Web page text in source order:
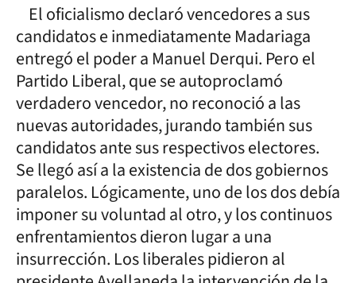
El oficialismo declaró vencedores a sus
candidatos e inmediatamente Madariaga
entregó el poder a Manuel Derqui. Pero el
Partido Liberal, que se autoproclamó
verdadero vencedor, no reconoció a las
nuevas autoridades, jurando también sus
candidatos ante sus respectivos electores.
Se llegó así a la existencia de dos gobiernos
paralelos. Lógicamente, uno de los dos debía
imponer su voluntad al otro, y los continuos
enfrentamientos dieron lugar a una
insurrección. Los liberales pidieron al